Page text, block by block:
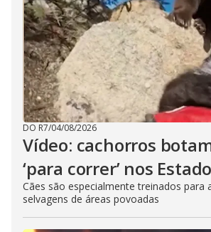
DO R7/04/08/2026
Vídeo: cachorros
‘para correr’ nos
Cães são especialmente treinados para
selvagens de áreas povoadas